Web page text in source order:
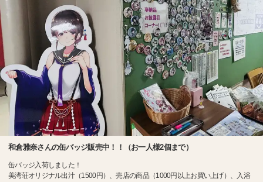
和倉雅奈さんの缶バッジ販売中！！（お一人様2個まで）
缶バッジ入荷しました！
美湾荘オリジナル出汁（1500円）、売店の商品（1000円以上お買い上げ）、入浴